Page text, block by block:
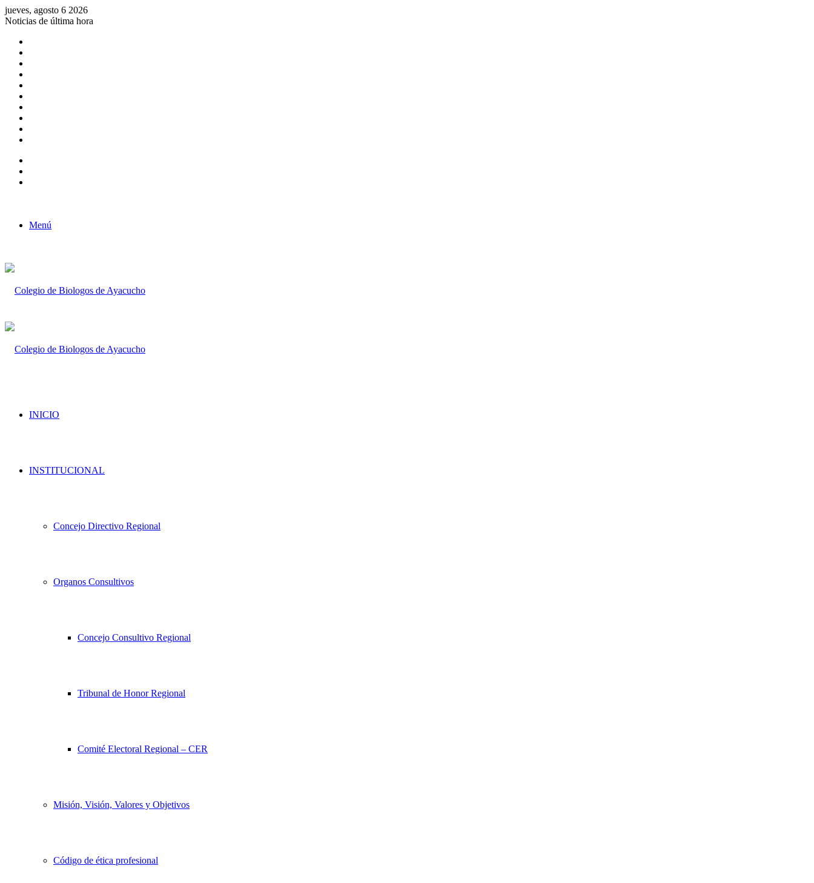
jueves, agosto 6 2026
Noticias de última hora
Menú
INICIO
INSTITUCIONAL
Concejo Directivo Regional
Organos Consultivos
Concejo Consultivo Regional
Tribunal de Honor Regional
Comité Electoral Regional – CER
Misión, Visión, Valores y Objetivos
Código de ética profesional